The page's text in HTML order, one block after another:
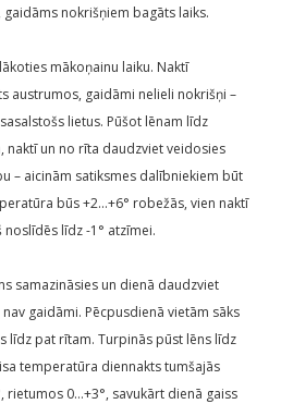
nokrišņiem bagāts laiks.
mākoņainu laiku. Naktī
austrumos, gaidāmi nelieli nokrišņi –
lietus. Pūšot lēnam līdz
naktī un no rīta daudzviet veidosies
– aicinām satiksmes dalībniekiem būt
būs +2…+6° robežās, vien naktī
līdz -1° atzīmei.
samazināsies un dienā daudzviet
gaidāmi. Pēcpusdienā vietām sāks
līdz pat rītam. Turpinās pūst lēns līdz
temperatūra diennakts tumšajās
rietumos 0…+3°, savukārt dienā gaiss